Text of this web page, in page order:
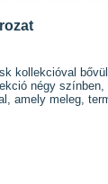
kollekcióval
négy
amely meleg,